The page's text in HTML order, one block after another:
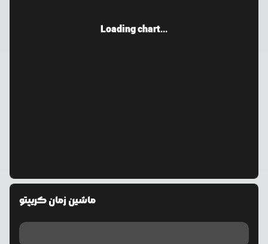
Loading chart...
ماشین زمان کریپتو